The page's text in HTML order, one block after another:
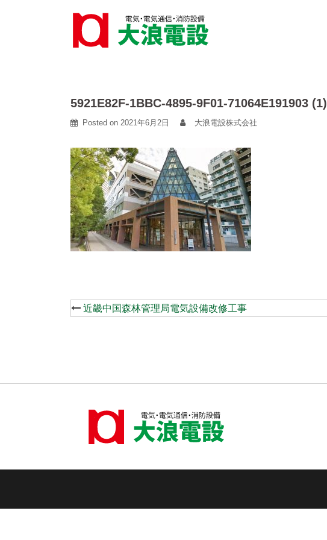
5921E82F-1BBC-4895-9F01-71064E191903 (1)
Posted on 2021年6月2日 大浪電設株式会社
Post
近畿中国森林管理局電気設備改修工事